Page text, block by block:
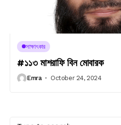
সাক্ষাৎকার
#১১৩ মাশরাফি বিন মোবারক
Emra October 24, 2024